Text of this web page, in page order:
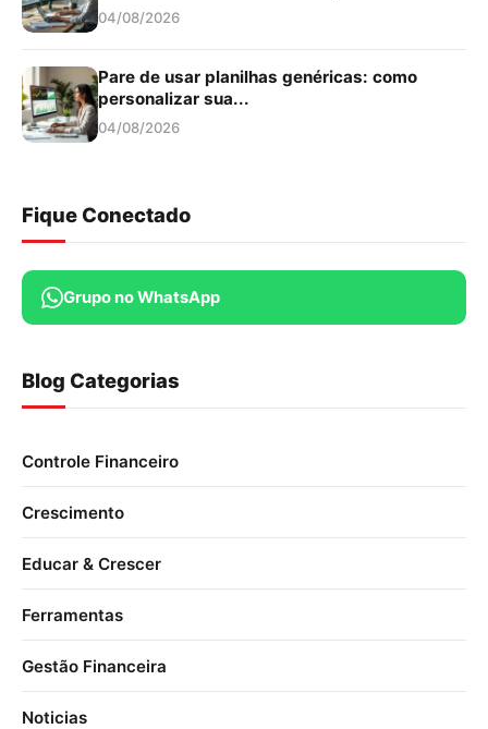
04/08/2026
Pare de usar planilhas genéricas: como
personalizar sua...
04/08/2026
Fique Conectado
Grupo no WhatsApp
Blog Categorias
Controle Financeiro
Crescimento
Educar & Crescer
Ferramentas
Gestão Financeira
Noticias